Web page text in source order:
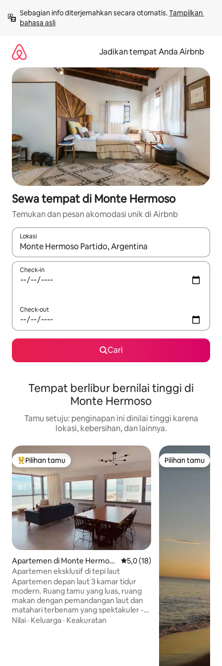
langsung
lihat
Sebagian info diterjemahkan secara otomatis. Tampilkan
bahasa asli
Jadikan tempat Anda Airbnb
Sewa tempat di Monte Hermoso
Temukan dan pesan akomodasi unik di Airbnb
Lokasi
Jika hasil yang dicari tersedia, telusuri dengan tombol panah
Check-in
Check-out
Cari
Tempat berlibur bernilai tinggi di
Monte Hermoso
Tamu setuju: penginapan ini dinilai tinggi karena
lokasi, kebersihan, dan lainnya.
Pilihan tamu terpopuler
Pilihan tamu
Apartemen di Monte Hermos
o
Nilai rata-rata 5,0 dari 5, 18
5,0 (18)
Apartemen eksklusif di tepi laut
Apartemen depan laut 3 kamar tidur
modern. Ruang tamu yang luas, ruang
makan dengan pemandangan laut dan
matahari terbenam yang spektakuler -
menikmati matahari terbenam yang
Nilai · Keluarga · Keakuratan
Pilihan tamu
Pilihan tamu